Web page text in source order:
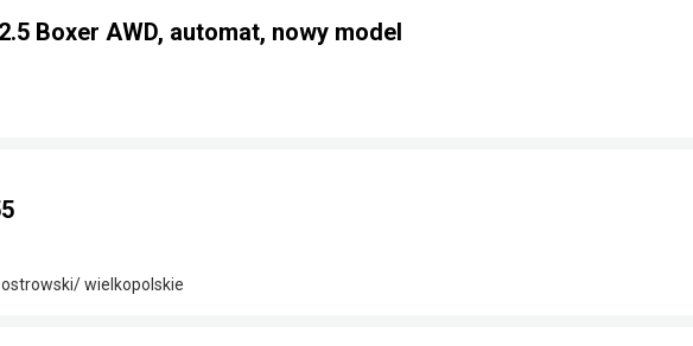
Boxer AWD, automat, nowy model
wielkopolskie